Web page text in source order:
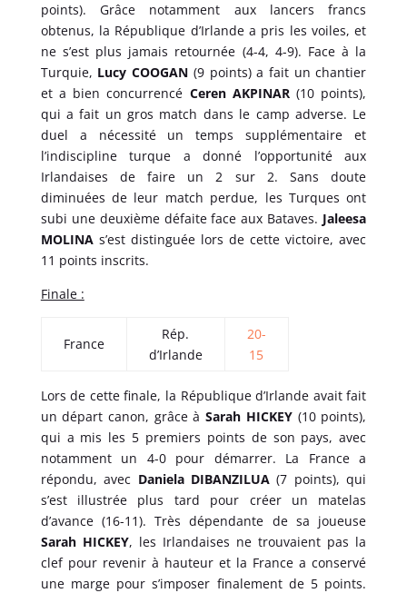
points). Grâce notamment aux lancers francs
obtenus, la République d’Irlande a pris les voiles, et
ne s’est plus jamais retournée (4-4, 4-9). Face à la
Turquie, Lucy COOGAN (9 points) a fait un chantier
et a bien concurrencé Ceren AKPINAR(10 points),
qui a fait un gros match dans le camp adverse. Le
duel a nécessité un temps supplémentaire et
l’indiscipline turque a donné l’opportunité aux
Irlandaises de faire un 2 sur 2. Sans doute
diminuées de leur match perdue, les Turques ont
subi une deuxième défaite face aux Bataves. Jaleesa
MOLINAs’est distinguée lors de cette victoire, avec
11 points inscrits.
Finale :
France
Rép.
d’Irlande
20-
15
Lors de cette finale, la République d’Irlande avait fait
un départ canon, grâce àSarah HICKEY (10 points),
qui a mis les 5 premiers points de son pays, avec
notamment un 4-0 pour démarrer. La France a
répondu, avec Daniela DIBANZILUA (7 points), qui
s’est illustrée plus tard pour créer un matelas
d’avance (16-11). Très dépendante de sa joueuse
Sarah HICKEY, les Irlandaises ne trouvaient pas la
clef pour revenir à hauteur et la France a conservé
une marge pour s’imposer finalement de 5 points.